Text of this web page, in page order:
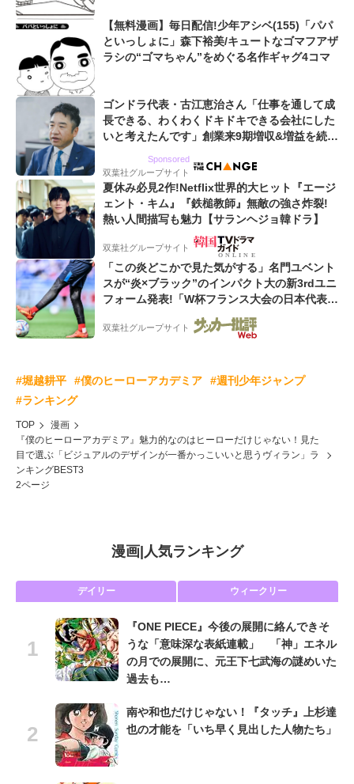
【無料漫画】毎日配信!少年アシベ(155)「パパ
といっしょに」森下裕美/キュートなゴマフアザ
ラシの“ゴマちゃん”をめぐる名作ギャグ4コマ
ゴンドラ代表・古江恵治さん「仕事を通して成
長できる、わくわくドキドキできる会社にした
いと考えたんです」創業来9期増収&増益を続け
Sponsored
双葉社グループサイト
夏休み必見2作!Netflix世界的大ヒット『エージ
ェント・キム』『鉄槌教師』無敵の強さ炸裂!
熱い人間描写も魅力【サランヘジョ韓ドラ】
双葉社グループサイト
「この炎どこかで見た気がする」名門ユベント
スが“炎×ブラック”のインパクト大の新3rdユニ
フォーム発表!「W杯フランス大会の日本代表の
色違いを感じさせる」
双葉社グループサイト
#堀越耕平 #僕のヒーローアカデミア
#週刊少年ジャンプ
#ランキング
TOP
漫画
『僕のヒーローアカデミア』魅力的なのはヒーローだけじゃない！見た
目で選ぶ「ビジュアルのデザインが一番かっこいいと思うヴィラン」ラ
ンキングBEST3
2ページ
漫画| 人気ランキング
デイリー ウィークリー
『ONE PIECE』今後の展開に絡んできそ
うな「意味深な表紙連載」 「神」エネル
の月での展開に、元王下七武海の謎めいた
過去も…
南や和也だけじゃない！『タッチ』上杉達
也の才能を「いち早く見出した人物たち」